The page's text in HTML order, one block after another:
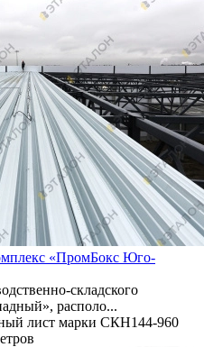
«ПромБокс Юго-
складского
располо...
лист марки СКН144-960